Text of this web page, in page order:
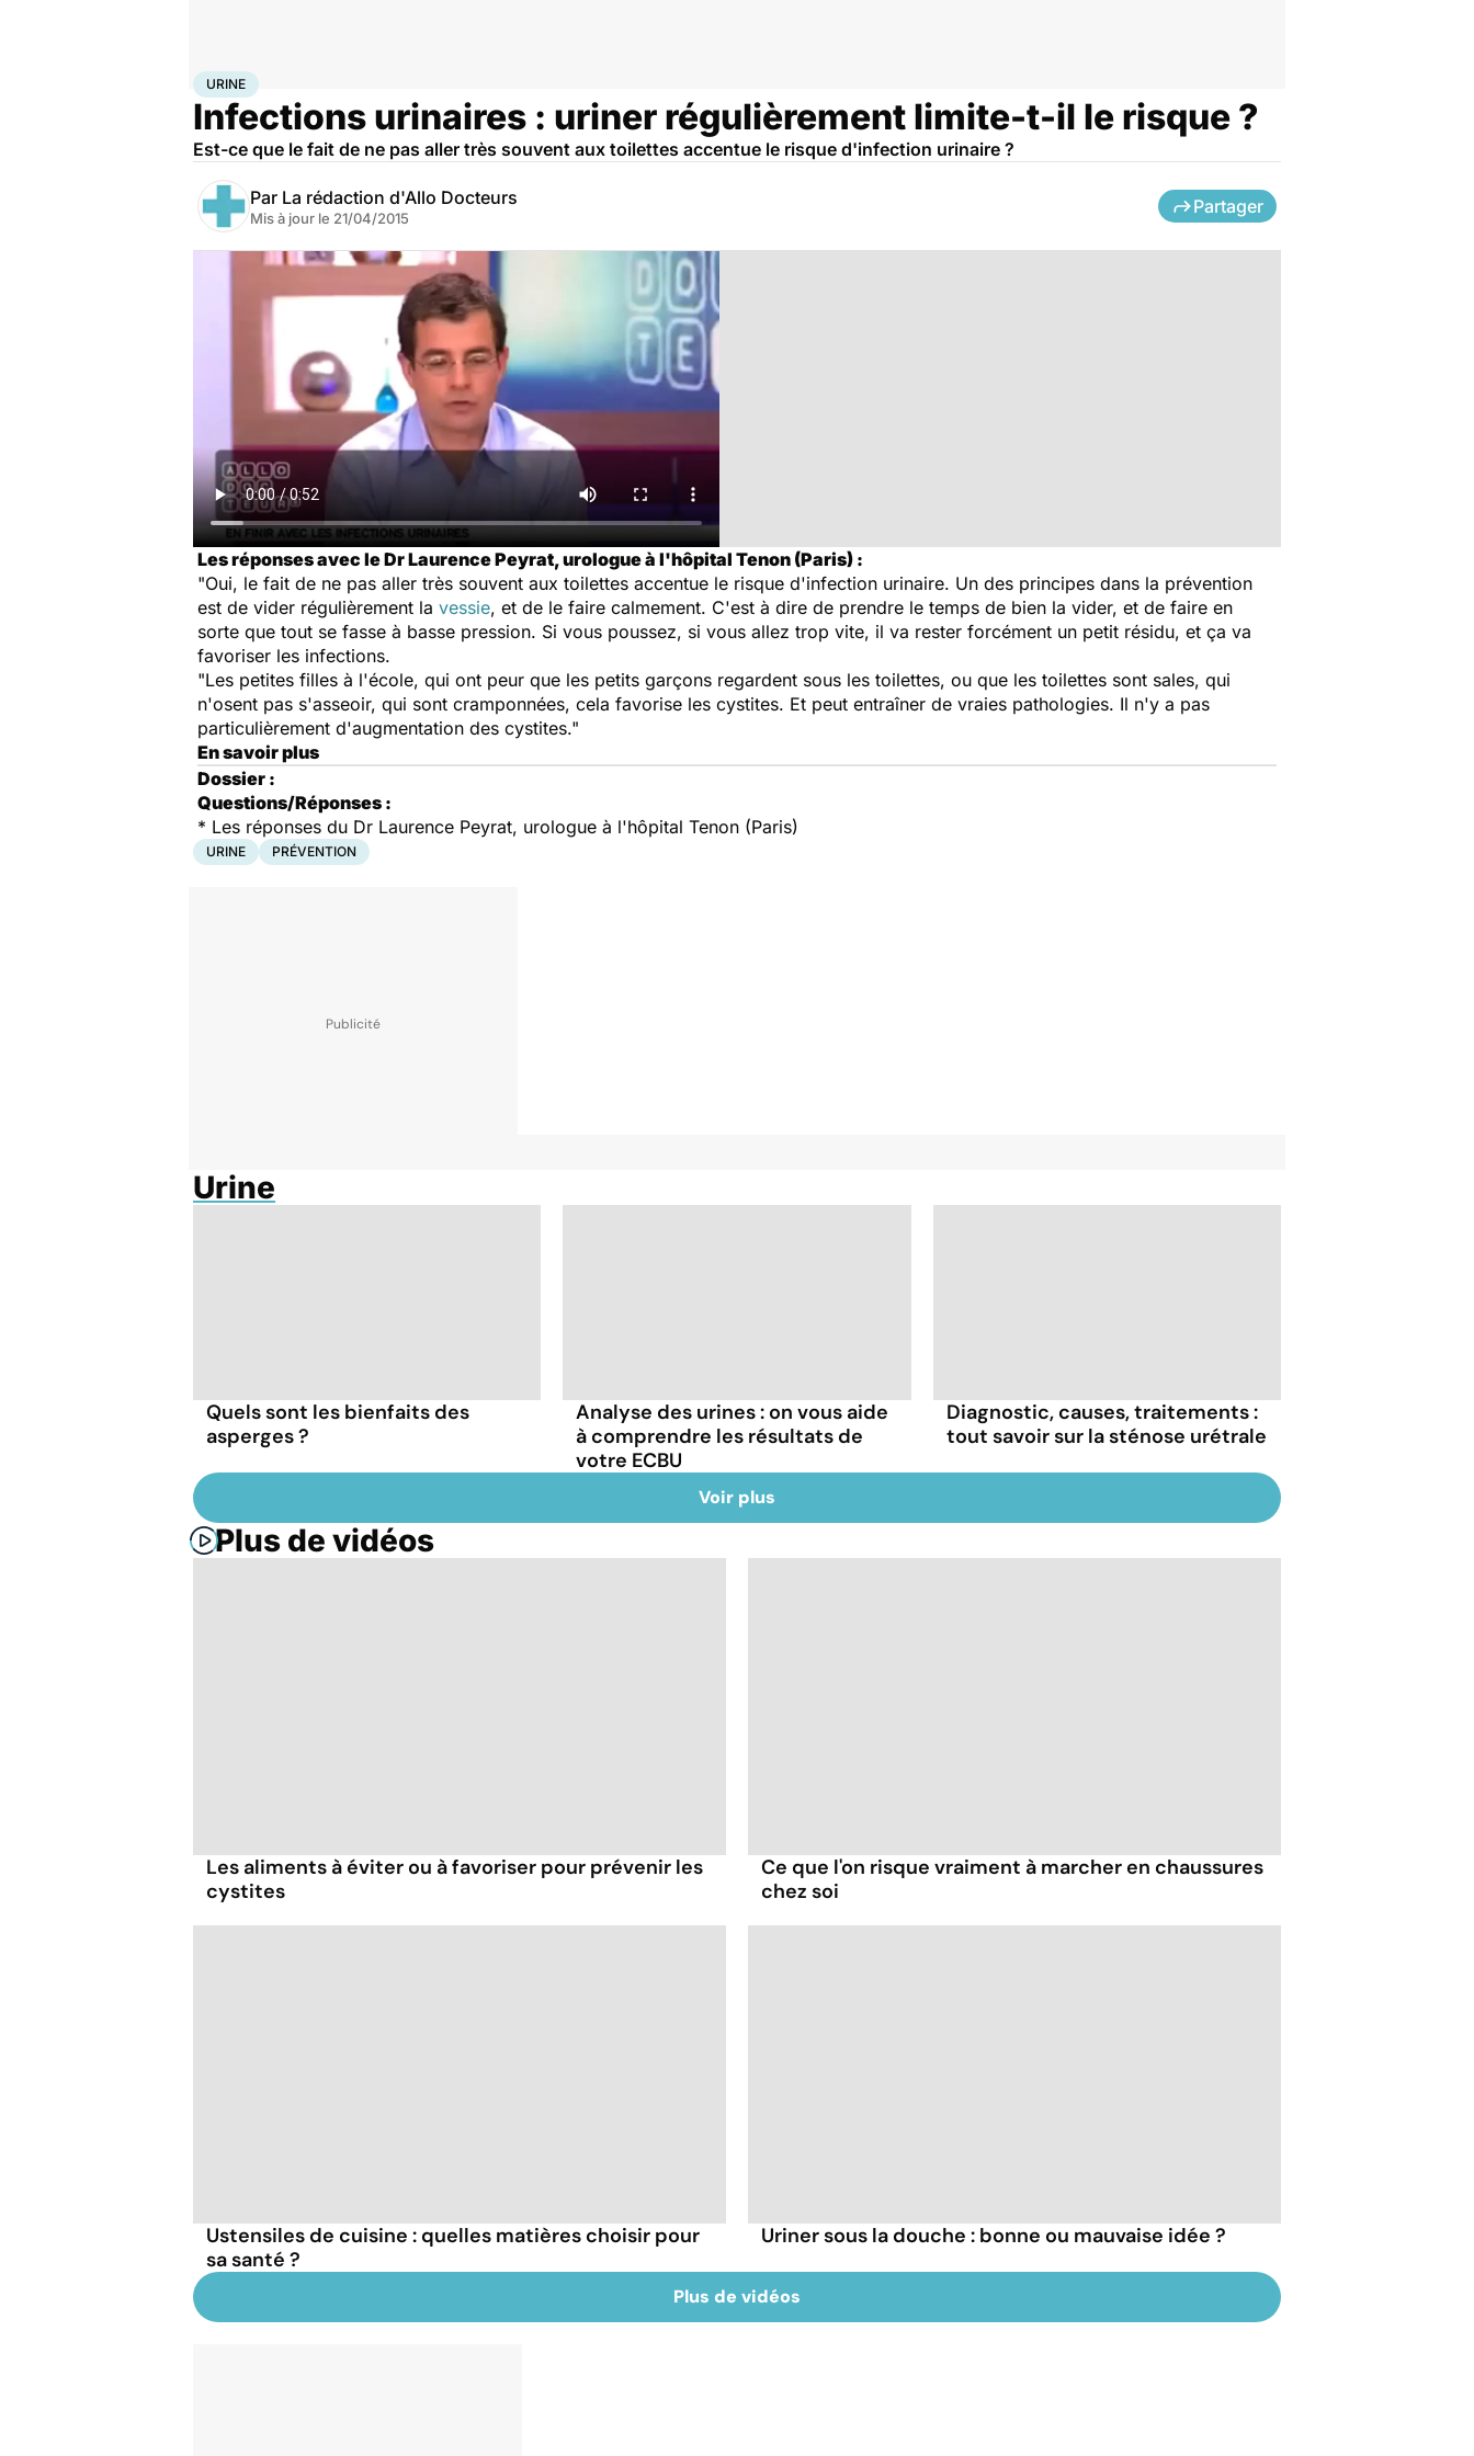
AccueilSanté
URINE
Infections urinaires : uriner régulièrement limite-t-il le risque ?
Est-ce que le fait de ne pas aller très souvent aux toilettes accentue le risque d'infection urinaire ?
Par La rédaction d'Allo Docteurs
Mis à jour le 21/04/2015
Partager
Les réponses avec le Dr Laurence Peyrat, urologue à l'hôpital Tenon (Paris) :
"Oui, le fait de ne pas aller très souvent aux toilettes accentue le risque d'infection urinaire. Un des principes dans la prévention
est de vider régulièrement la vessie, et de le faire calmement. C'est à dire de prendre le temps de bien la vider, et de faire en
sorte que tout se fasse à basse pression. Si vous poussez, si vous allez trop vite, il va rester forcément un petit résidu, et ça va
favoriser les infections.
"Les petites filles à l'école, qui ont peur que les petits garçons regardent sous les toilettes, ou que les toilettes sont sales, qui
n'osent pas s'asseoir, qui sont cramponnées, cela favorise les cystites. Et peut entraîner de vraies pathologies. Il n'y a pas
particulièrement d'augmentation des cystites."
En savoir plus
Dossier :
Questions/Réponses :
* Les réponses du Dr Laurence Peyrat, urologue à l'hôpital Tenon (Paris)
URINE PRÉVENTION
Urine
Quels sont les bienfaits des
asperges ?
Analyse des urines : on vous aide
à comprendre les résultats de
votre ECBU
Diagnostic, causes, traitements :
tout savoir sur la sténose urétrale
Voir plus
Plus de vidéos
Les aliments à éviter ou à favoriser pour prévenir les
cystites
Ce que l'on risque vraiment à marcher en chaussures
chez soi
Ustensiles de cuisine : quelles matières choisir pour
sa santé ?
Uriner sous la douche : bonne ou mauvaise idée ?
Plus de vidéos